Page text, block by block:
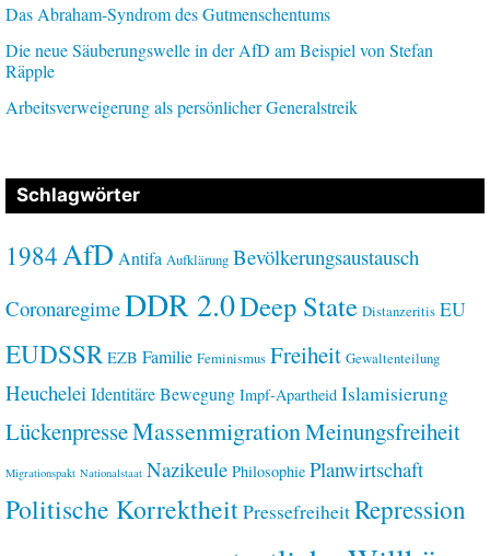
Das Abraham-Syndrom des Gutmenschentums
Die neue Säuberungswelle in der AfD am Beispiel von Stefan
Räpple
Arbeitsverweigerung als persönlicher Generalstreik
Schlagwörter
1984AfD Antifa Aufklärung Bevölkerungsaustausch
CoronaregimeDDR 2.0Deep State Distanzeritis EU
EUDSSR EZB Familie Feminismus Freiheit Gewaltenteilung
Heuchelei Identitäre Bewegung Impf-Apartheid Islamisierung
LückenpresseMassenmigrationMeinungsfreiheit
Migrationspakt Nationalstaat Nazikeule Philosophie Planwirtschaft
Politische KorrektheitPressefreiheitRepression